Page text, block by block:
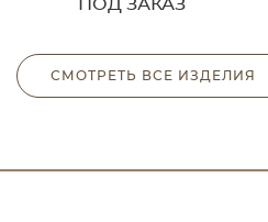
ПОД ЗАКАЗ
СМОТРЕТЬ ВСЕ ИЗДЕЛИЯ